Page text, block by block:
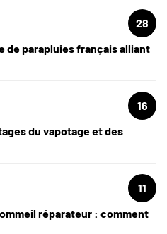
28
de parapluies français alliant
16
du vapotage et des
11
réparateur : comment